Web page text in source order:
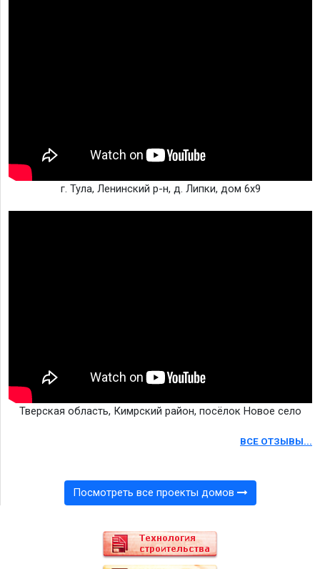
г. Тула, Ленинский р-н, д. Липки, дом 6х9
Тверская область, Кимрский район, посёлок Новое село
ВСЕ ОТЗЫВЫ...
Посмотреть все проекты домов